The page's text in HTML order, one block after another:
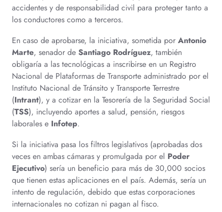
accidentes y de responsabilidad civil para proteger tanto a
los conductores como a terceros.
En caso de aprobarse, la iniciativa, sometida por Antonio
Marte, senador de Santiago Rodríguez, también
obligaría a las tecnológicas a inscribirse en un Registro
Nacional de Plataformas de Transporte administrado por el
Instituto Nacional de Tránsito y Transporte Terrestre
(Intrant), y a cotizar en la Tesorería de la Seguridad Social
(TSS), incluyendo aportes a salud, pensión, riesgos
laborales e Infotep.
Si la iniciativa pasa los filtros legislativos (aprobadas dos
veces en ambas cámaras y promulgada por el Poder
Ejecutivo) sería un beneficio para más de 30,000 socios
que tienen estas aplicaciones en el país. Además, sería un
intento de regulación, debido que estas corporaciones
internacionales no cotizan ni pagan al fisco.